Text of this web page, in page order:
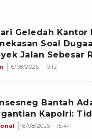
Geledah Kantor
Soal
Jalan Sebesar
6/08/2026 - 10:12
Bantah
Kapolri:
6/08/2026 - 15:47